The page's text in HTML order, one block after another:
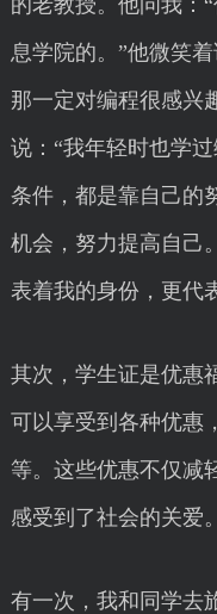
的老教授。他问我：
息学院的。”他微笑
那一定对编程很感兴
说：“我年轻时也学
条件，都是靠自己的
机会，努力提高自己
表着我的身份，更代
其次，学生证是优惠
可以享受到各种优惠
等。这些优惠不仅减
感受到了社会的关爱。
有一次，我和同学去